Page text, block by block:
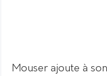
Mouser ajoute à